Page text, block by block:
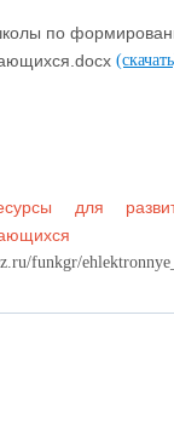
по
для
funkgr/